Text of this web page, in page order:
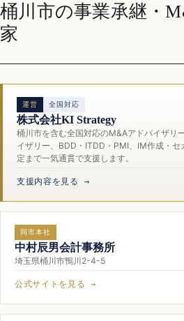
桶川市の事業承継・
家
運営 全国対応
株式会社KI Strategy
桶川市を含む全国対応のM&Aアドバイザリ
イザリー、BDD・ITDD・PMI、IM作成・
定まで一気通貫で支援します。
支援内容を見る →
同市本社
中村辰男会計事務所
埼玉県桶川市鴨川2-4-5
公式サイトを見る →